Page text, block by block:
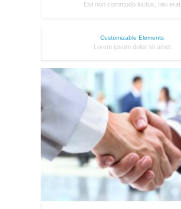
Est non commodo luctus, nisi erat
Customizable Elements
Lorem ipsum dolor sit amet